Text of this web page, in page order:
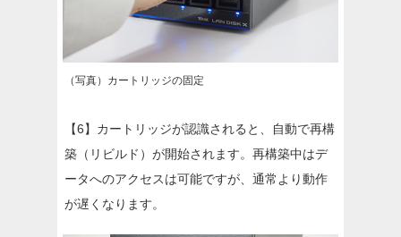
（写真）カートリッジの固定
【6】カートリッジが認識されると、自動で再構
築（リビルド）が開始されます。再構築中はデ
ータへのアクセスは可能ですが、通常より動作
が遅くなります。